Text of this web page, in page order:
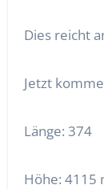
Dies reicht
Jetzt
Länge: 374
Höhe: 4115